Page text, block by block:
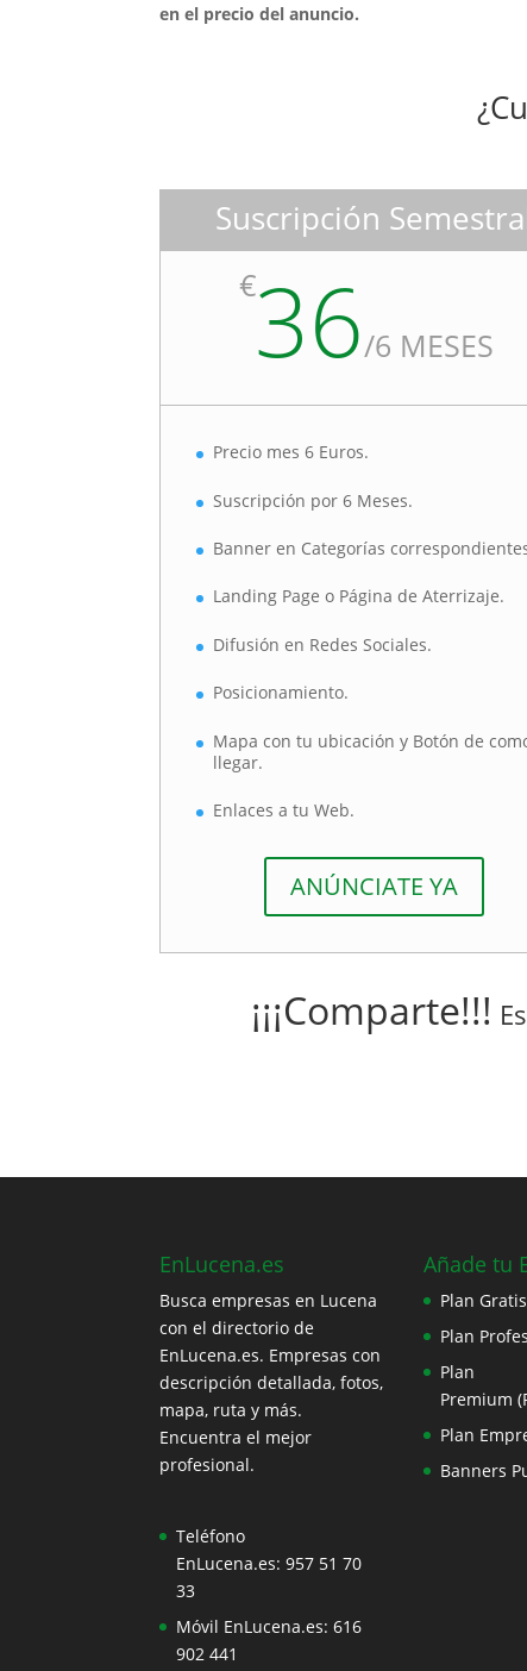
en el precio del anuncio.
Suscripción
€36/6 MESES
Precio mes 6 Euros.
Suscripción por 6 Meses.
Banner en Categorías
Landing Page o Página de Aterrizaje.
Difusión en Redes Sociales.
Posicionamiento.
Mapa con tu ubicación y Botón de
llegar.
Enlaces a tu Web.
ANÚNCIATE YA
¡¡¡Comparte!!!
EnLucena.es
Busca empresas en Lucena
con el directorio de
EnLucena.es. Empresas con
descripción detallada, fotos,
mapa, ruta y más.
Encuentra el mejor
profesional.
Teléfono
EnLucena.es: 957 51 70
33
Móvil EnLucena.es:616
902 441
Añade tu
Plan Gratis
Plan
Plan
Premium
Plan
Banners